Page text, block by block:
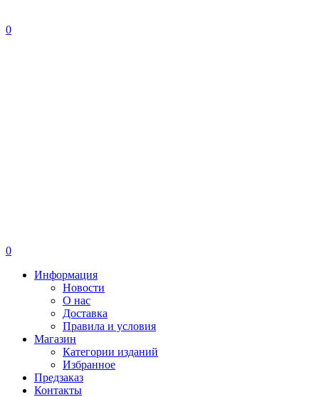
0
0
Информация
Новости
О нас
Доставка
Правила и условия
Магазин
Категории изданий
Избранное
Предзаказ
Контакты